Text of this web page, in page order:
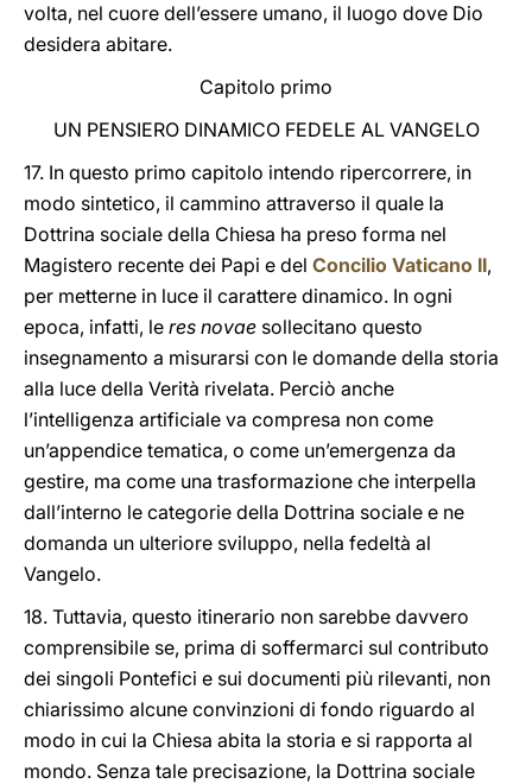
volta, nel cuore dell’essere umano, il luogo dove Dio
desidera abitare.
Capitolo primo
UN PENSIERO DINAMICO FEDELE AL VANGELO
17. In questo primo capitolo intendo ripercorrere, in
modo sintetico, il cammino attraverso il quale la
Dottrina sociale della Chiesa ha preso forma nel
Magistero recente dei Papi e del Concilio Vaticano II,
per metterne in luce il carattere dinamico. In ogni
epoca, infatti, le res novae sollecitano questo
insegnamento a misurarsi con le domande della storia
alla luce della Verità rivelata. Perciò anche
l’intelligenza artificiale va compresa non come
un’appendice tematica, o come un’emergenza da
gestire, ma come una trasformazione che interpella
dall’interno le categorie della Dottrina sociale e ne
domanda un ulteriore sviluppo, nella fedeltà al
Vangelo.
18. Tuttavia, questo itinerario non sarebbe davvero
comprensibile se, prima di soffermarci sul contributo
dei singoli Pontefici e sui documenti più rilevanti, non
chiarissimo alcune convinzioni di fondo riguardo al
modo in cui la Chiesa abita la storia e si rapporta al
mondo. Senza tale precisazione, la Dottrina sociale